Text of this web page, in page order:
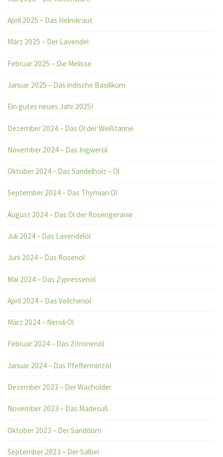
April 2025 – Das Helmkraut
März 2025 – Der Lavendel
Februar 2025 – Die Melisse
Januar 2025 – Das indische Basilikum
Ein gutes neues Jahr 2025!
Dezember 2024 – Das Öl der Weißtanne
November 2024 – Das Ingweröl
Oktober 2024 – Das Sandelholz – Öl
September 2024 – Das Thymian Öl
August 2024 – Das Öl der Rosengeranie
Juli 2024 – Das Lavendelöl
Juni 2024 – Das Rosenöl
Mai 2024 – Das Zypressenöl
April 2024 – Das Veilchenöl
März 2024 – Neroli Öl
Februar 2024 – Das Zitronenöl
Januar 2024 – Das Pfefferminzöl
Dezember 2023 – Der Wacholder
November 2023 – Das Mädesüß
Oktober 2023 – Der Sanddorn
September 2023 – Der Salbei